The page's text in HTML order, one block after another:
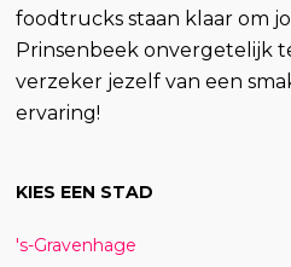
foodtrucks staan klaar om
Prinsenbeek onvergetelijk
verzeker jezelf van een
ervaring!
KIES EEN STAD
's-Gravenhage